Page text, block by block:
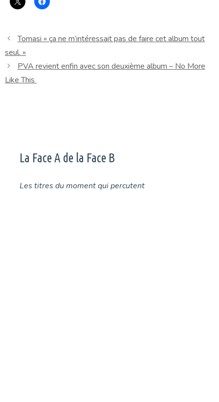
Tomasi « ça ne m’intéressait pas de faire cet album tout
seul. »
PVA revient enfin avec son deuxième album – No More
Like This
La Face A de la Face B
Les titres du moment qui percutent